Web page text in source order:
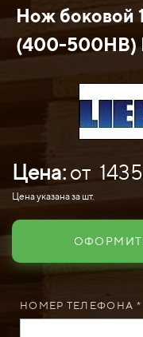
Нож боковой
(400-500HB)
Цена:от
Цена указана за шт.
ОФОРМИТЬ
НОМЕР ТЕЛЕФОНА *